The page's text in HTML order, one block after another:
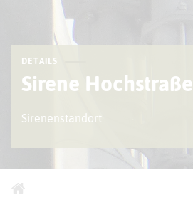
DETAILS
Sirene Hochstraße
Sirenenstandort